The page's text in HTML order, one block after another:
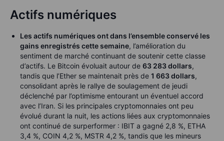
Actifs numériques
Les actifs numériques ont dans l’ensemble conservé les
gains enregistrés cette semaine, l’amélioration du
sentiment de marché continuant de soutenir cette classe
d’actifs. Le Bitcoin évoluait autour de 63 283 dollars,
tandis que l’Ether se maintenait près de 1 663 dollars,
consolidant après le rallye de soulagement de jeudi
déclenché par l’optimisme entourant un éventuel accord
avec l’Iran. Si les principales cryptomonnaies ont peu
évolué durant la nuit, les actions liées aux cryptomonnaies
ont continué de surperformer : IBIT a gagné 2,8 %, ETHA
3,4 %, COIN 4,2 %, MSTR 4,2 %, tandis que les mineurs